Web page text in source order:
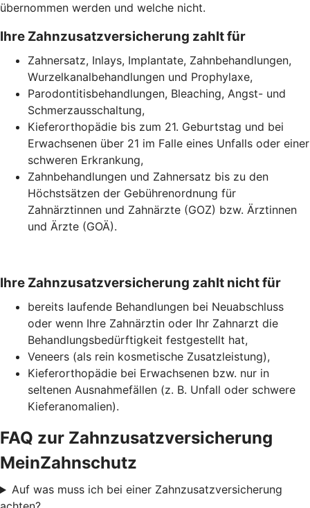
übernommen werden und welche nicht.
Ihre Zahnzusatzversicherung zahlt für
Zahnersatz, Inlays, Implantate, Zahnbehandlungen,
Wurzelkanalbehandlungen und Prophylaxe,
Parodontitisbehandlungen, Bleaching, Angst- und
Schmerzausschaltung,
Kieferorthopädie bis zum 21. Geburtstag und bei
Erwachsenen über 21 im Falle eines Unfalls oder einer
schweren Erkrankung,
Zahnbehandlungen und Zahnersatz bis zu den
Höchstsätzen der Gebührenordnung für
Zahnärztinnen und Zahnärzte (GOZ) bzw. Ärztinnen
und Ärzte (GOÄ).
Ihre Zahnzusatzversicherung zahlt nicht für
bereits laufende Behandlungen bei Neuabschluss
oder wenn Ihre Zahnärztin oder Ihr Zahnarzt die
Behandlungsbedürftigkeit festgestellt hat,
Veneers (als rein kosmetische Zusatzleistung),
Kieferorthopädie bei Erwachsenen bzw. nur in
seltenen Ausnahmefällen (z. B. Unfall oder schwere
Kieferanomalien).
FAQ zur Zahnzusatzversicherung
MeinZahnschutz
Auf was muss ich bei einer Zahnzusatzversicherung